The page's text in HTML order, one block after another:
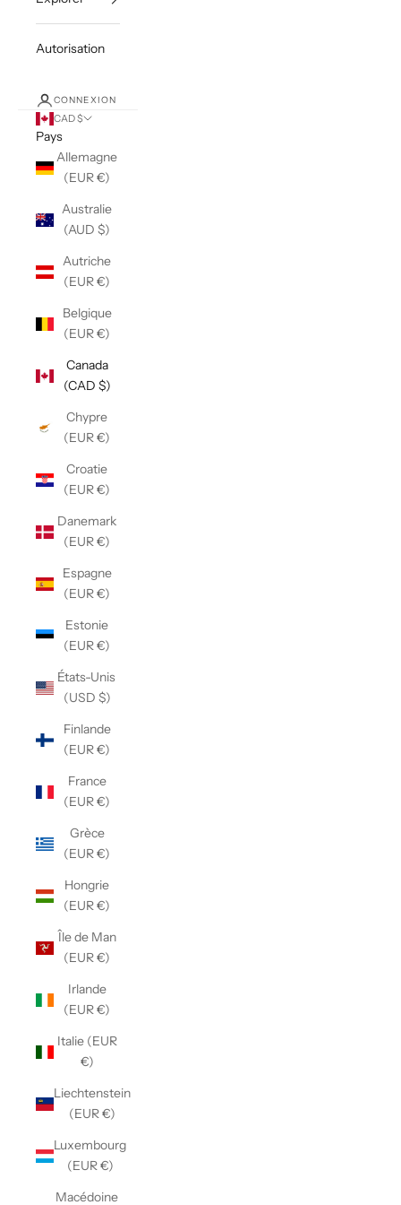
Autorisation
CONNEXION
CAD $
Pays
Allemagne
(EUR €)
Australie
(AUD $)
Autriche
(EUR €)
Belgique
(EUR €)
Canada
(CAD $)
Chypre
(EUR €)
Croatie
(EUR €)
Danemark
(EUR €)
Espagne
(EUR €)
Estonie
(EUR €)
États-Unis
(USD $)
Finlande
(EUR €)
France
(EUR €)
Grèce
(EUR €)
Hongrie
(EUR €)
Île de Man
(EUR €)
Irlande
(EUR €)
Italie (EUR
€)
Liechtenstein
(EUR €)
Luxembourg
(EUR €)
Macédoine